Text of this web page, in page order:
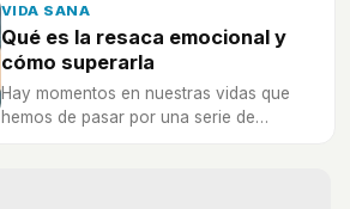
VIDA SANA
Qué es la resaca emocional y
cómo superarla
Hay momentos en nuestras vidas que
hemos de pasar por una serie de